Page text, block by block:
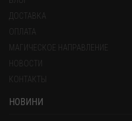
ДОСТАВКА
ОПЛАТА
МАГИЧЕСКОЕ НАПРАВЛЕНИЕ
НОВОСТИ
КОНТАКТЫ
НОВИНИ